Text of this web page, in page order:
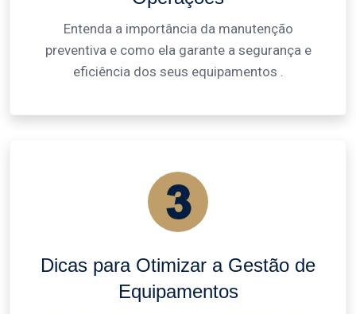
Entenda a importância da manutenção
preventiva e como ela garante a segurança e
eficiência dos seus equipamentos .
Dicas para Otimizar a Gestão de
Equipamentos